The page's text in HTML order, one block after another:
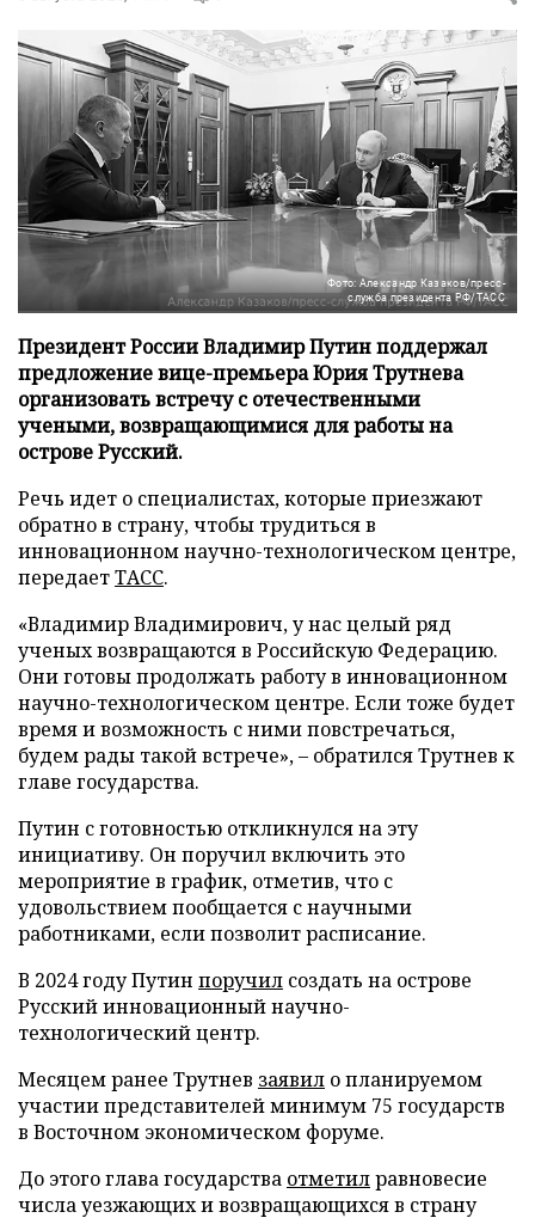
Фото: Александр Казаков/пресс-
служба президента РФ/ТАСС
Президент России Владимир Путин поддержал
предложение вице-премьера Юрия Трутнева
организовать встречу с отечественными
учеными, возвращающимися для работы на
острове Русский.
Речь идет о специалистах, которые приезжают
обратно в страну, чтобы трудиться в
инновационном научно-технологическом центре,
передаетТАСС.
«Владимир Владимирович, у нас целый ряд
ученых возвращаются в Российскую Федерацию.
Они готовы продолжать работу в инновационном
научно-технологическом центре. Если тоже будет
время и возможность с ними повстречаться,
будем рады такой встрече», – обратился Трутнев к
главе государства.
Путин с готовностью откликнулся на эту
инициативу. Он поручил включить это
мероприятие в график, отметив, что с
удовольствием пообщается с научными
работниками, если позволит расписание.
В 2024 году Путин поручил создать на острове
Русский инновационный научно-
технологический центр.
Месяцем ранее Трутнев заявил о планируемом
участии представителей минимум 75 государств
в Восточном экономическом форуме.
До этого глава государства отметилравновесие
числа уезжающих и возвращающихся в страну